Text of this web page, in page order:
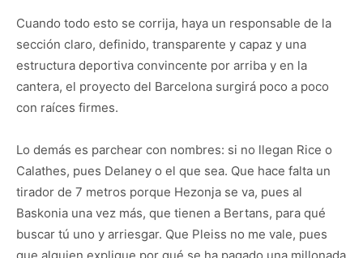
Cuando todo esto se corrija, haya un responsable de la
sección claro, definido, transparente y capaz y una
estructura deportiva convincente por arriba y en la
cantera, el proyecto del Barcelona surgirá poco a poco
con raíces firmes.
Lo demás es parchear con nombres: si no llegan Rice o
Calathes, pues Delaney o el que sea. Que hace falta un
tirador de 7 metros porque Hezonja se va, pues al
Baskonia una vez más, que tienen a Bertans, para qué
buscar tú uno y arriesgar. Que Pleiss no me vale, pues
que alguien explique por qué se ha pagado una millonada